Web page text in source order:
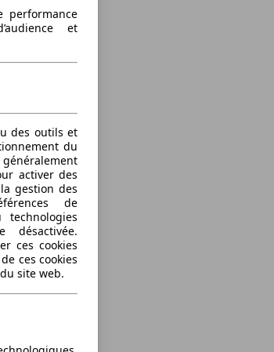
performance
et
des outils et
du
activer des
gestion des
de
ces cookies
ces cookies
site web.